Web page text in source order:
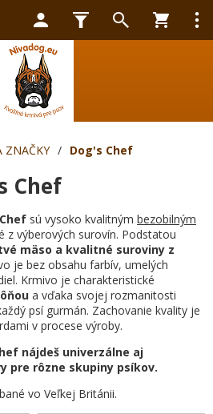
ZNAČKY / Dog's Chef
Chef
sú vysoko kvalitným bezobilným
z výberových surovín. Podstatou
mäso a kvalitné suroviny z
je bez obsahu farbív, umelých
Krmivo je charakteristické
a vďaka svojej rozmanitosti
psí gurmán. Zachovanie kvality je
v procese výroby.
nájdeš univerzálne aj
pre rôzne skupiny psíkov.
vo Veľkej Británii.